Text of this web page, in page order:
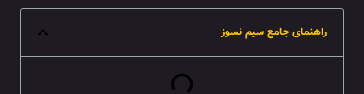
راهنمای جامع سیم نسوز